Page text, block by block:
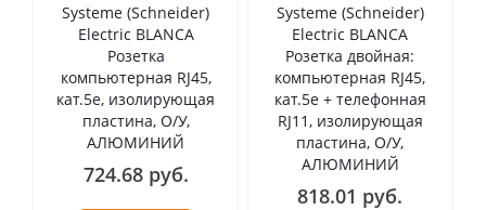
Systeme (Schneider)
Electric BLANCA
Розетка
компьютерная RJ45,
кат.5е, изолирующая
пластина, О/У,
АЛЮМИНИЙ
724.68 руб.
Systeme (Schneider)
Electric BLANCA
Розетка двойная:
компьютерная RJ45,
кат.5е + телефонная
RJ11, изолирующая
пластина, О/У,
АЛЮМИНИЙ
818.01 руб.